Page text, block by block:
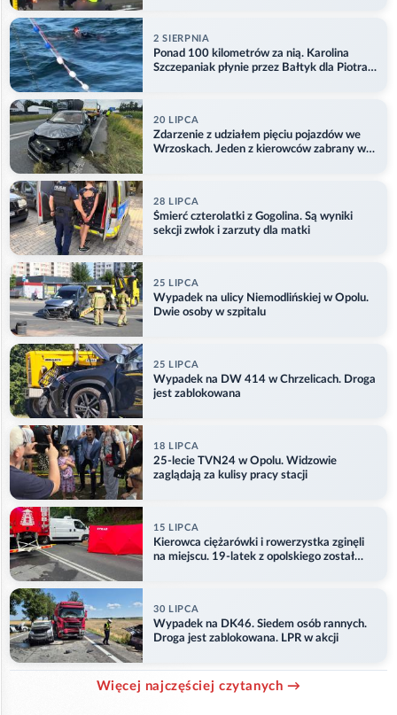
2 SIERPNIA
Ponad 100 kilometrów za nią. Karolina
Szczepaniak płynie przez Bałtyk dla Piotra.
20 LIPCA
Zdarzenie z udziałem pięciu pojazdów we
Wrzoskach. Jeden z kierowców zabrany w
28 LIPCA
Śmierć czterolatki z Gogolina. Są wyniki
sekcji zwłok i zarzuty dla matki
25 LIPCA
Wypadek na ulicy Niemodlińskiej w Opolu.
Dwie osoby w szpitalu
25 LIPCA
Wypadek na DW 414 w Chrzelicach. Droga
jest zablokowana
18 LIPCA
25-lecie TVN24 w Opolu. Widzowie
zaglądają za kulisy pracy stacji
15 LIPCA
Kierowca ciężarówki i rowerzystka zginęli
na miejscu. 19-latek z opolskiego został
30 LIPCA
Wypadek na DK46. Siedem osób rannych.
Droga jest zablokowana. LPR w akcji
Więcej najczęściej czytanych →